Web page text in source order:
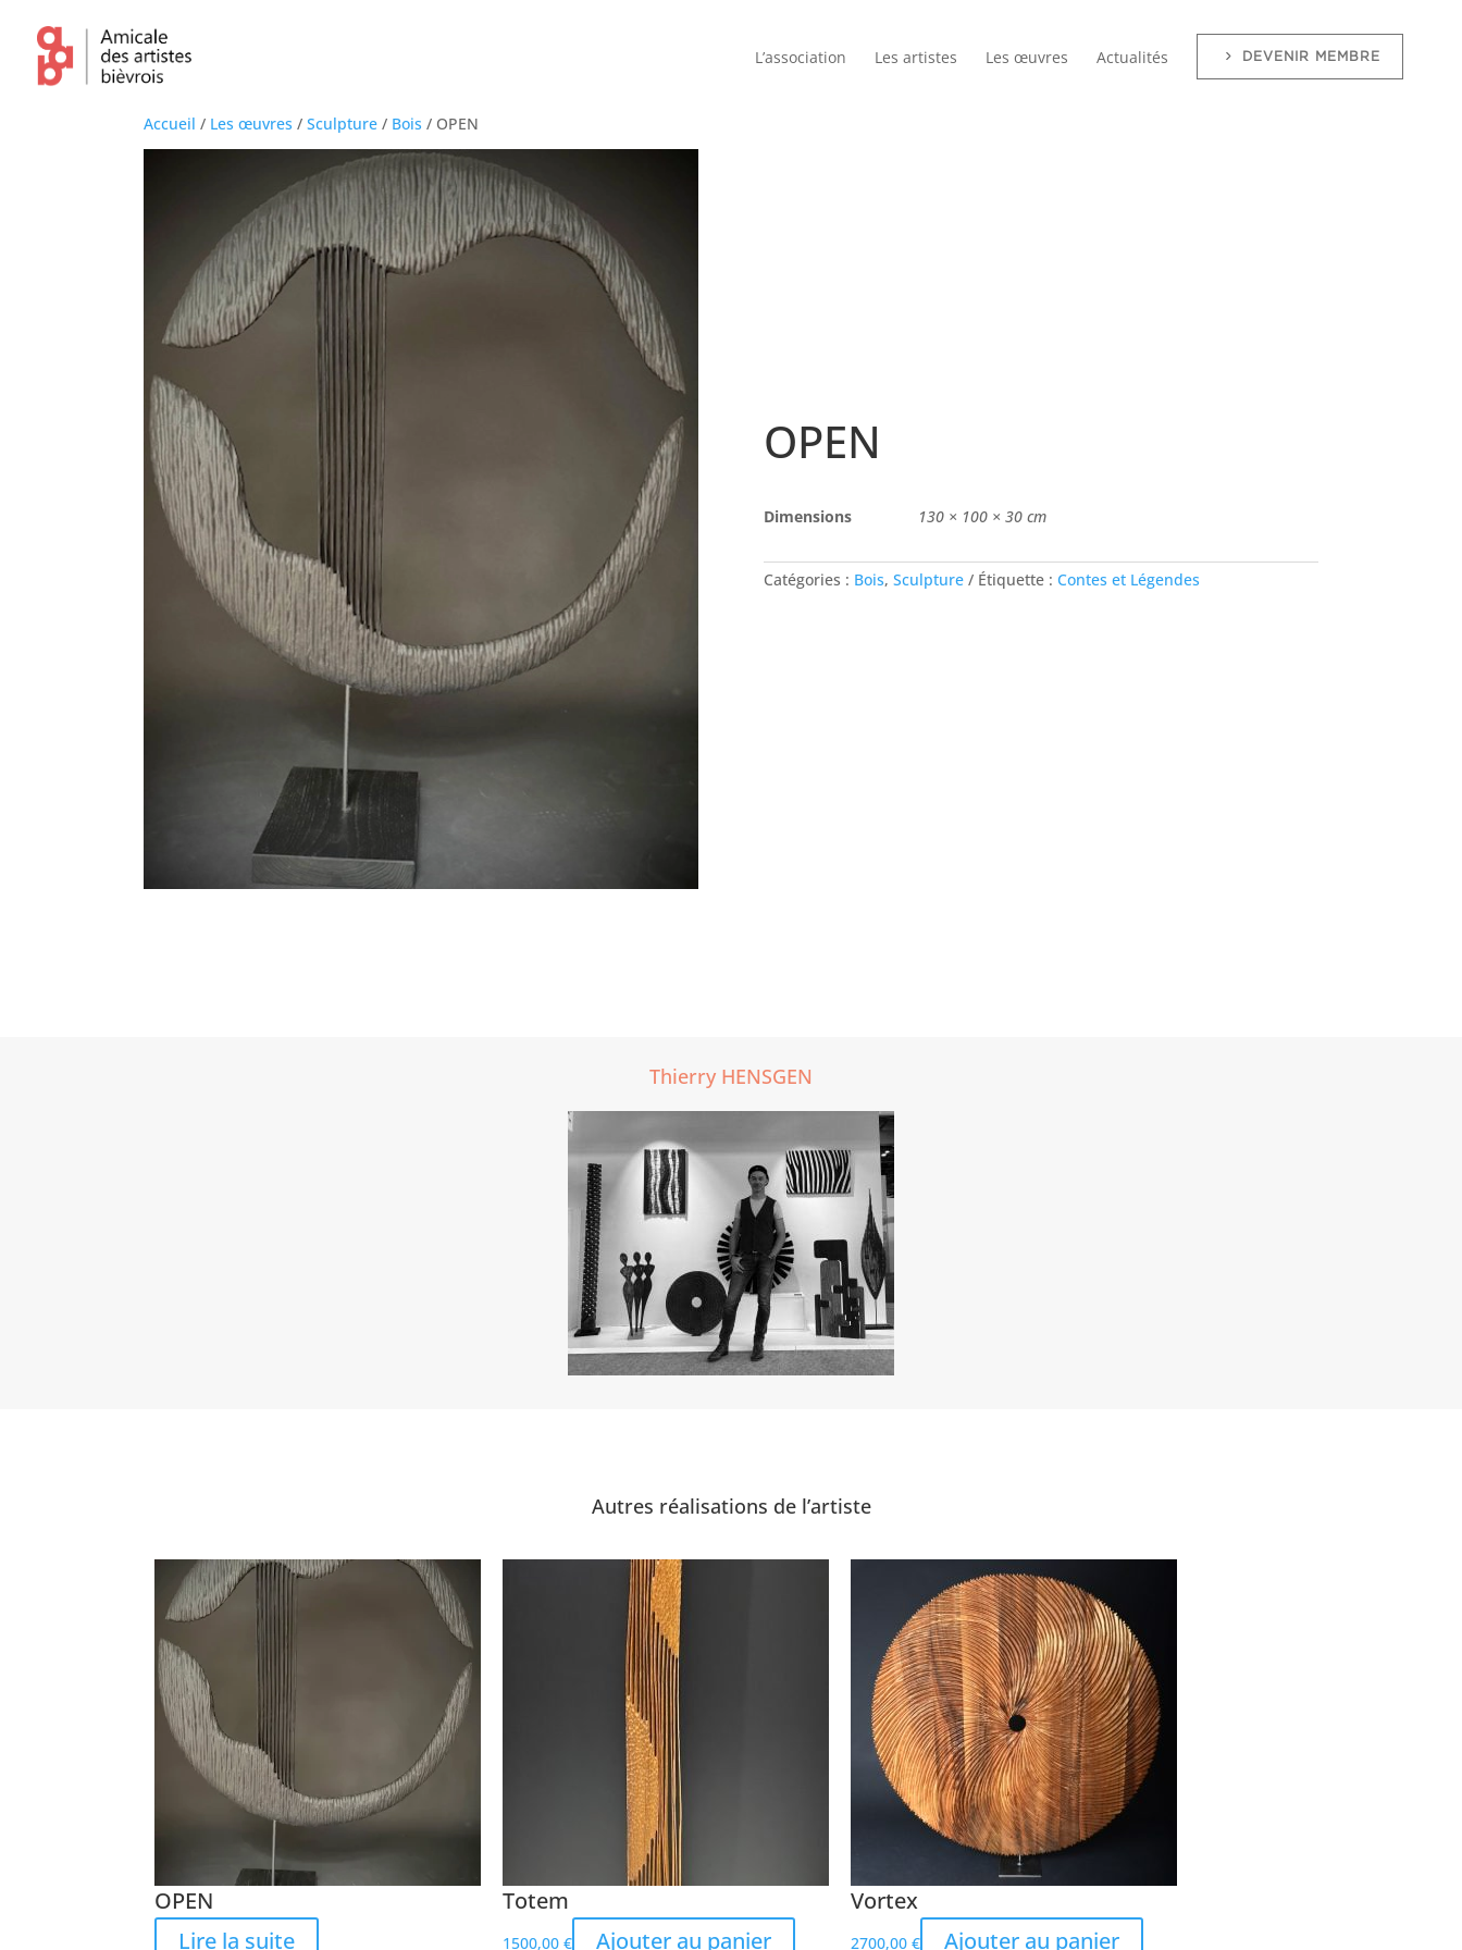
L’association Les artistes Les œuvres Actualités DEVENIR MEMBRE
Accueil / Les œuvres / Sculpture / Bois / OPEN
OPEN
Dimensions 130 × 100 × 30 cm
Catégories : Bois, Sculpture Étiquette : Contes et Légendes
Thierry HENSGEN
Autres réalisations de l’artiste
OPEN
Lire la suite
Totem
1500,00 € Ajouter au panier
Vortex
2700,00 € Ajouter au panier